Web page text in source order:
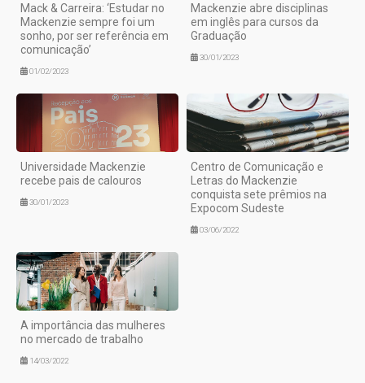
Mack & Carreira: ‘Estudar no
Mackenzie sempre foi um
sonho, por ser referência em
comunicação’
01/02/2023
Mackenzie abre disciplinas
em inglês para cursos da
Graduação
30/01/2023
Universidade Mackenzie
recebe pais de calouros
30/01/2023
Centro de Comunicação e
Letras do Mackenzie
conquista sete prêmios na
Expocom Sudeste
03/06/2022
A importância das mulheres
no mercado de trabalho
14/03/2022